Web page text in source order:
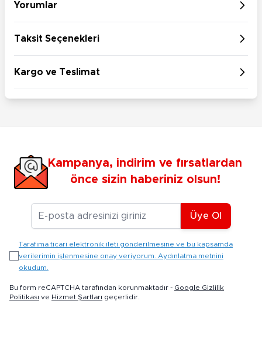
Yorumlar
Taksit Seçenekleri
Kargo ve Teslimat
Kampanya, indirim ve fırsatlardan
önce sizin haberiniz olsun!
E-posta Adresiniz
Üye Ol
Tarafıma ticari elektronik ileti gönderilmesine ve bu kapsamda
verilerimin işlenmesine onay veriyorum. Aydınlatma metnini
okudum.
Bu form reCAPTCHA tarafından korunmaktadır - Google Gizlilik
Politikası ve Hizmet Şartları geçerlidir.